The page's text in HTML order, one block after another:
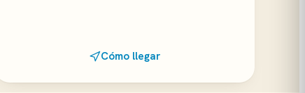
Cómo llegar